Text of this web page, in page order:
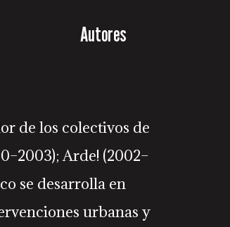
Autores
de los colectivos de
Arde! (2002–
se desarrolla en
urbanas y